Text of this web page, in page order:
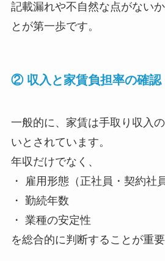
記載漏れや不自然な点がない
とが第一歩です。
② 収入と家賃負担率の確認
一般的に、家賃は手取り収入
いとされています。
年収だけでなく、
・ 雇用形態（正社員・契約社
・ 勤続年数
・ 業種の安定性
を総合的に判断することが重要